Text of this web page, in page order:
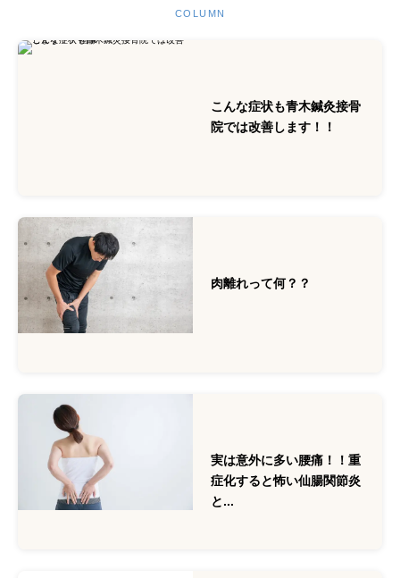
COLUMN
こんな症状も青木鍼灸接骨
院では改善します！！
肉離れって何？？
実は意外に多い腰痛！！重
症化すると怖い仙腸関節炎
と...